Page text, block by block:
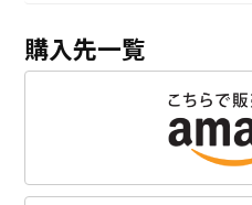
購入先一覧